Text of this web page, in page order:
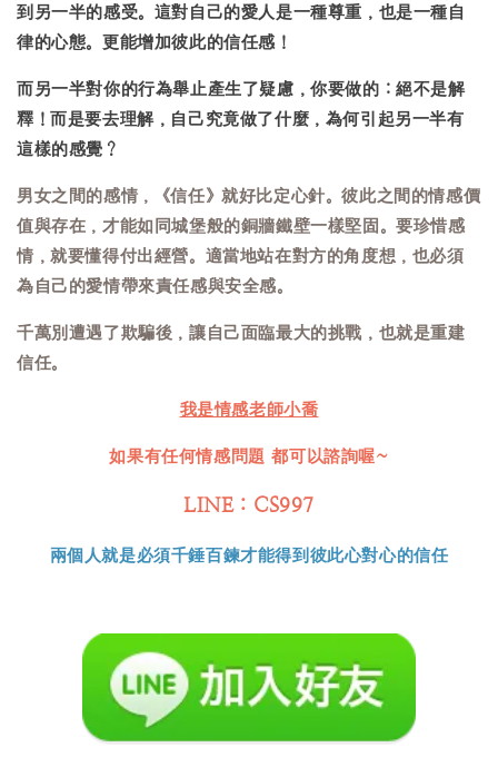
到另一半的感受。這對自己的愛人是一種尊重，也是一種自
律的心態。更能增加彼此的信任感！
而另一半對你的行為舉止產生了疑慮，你要做的：絕不是解
釋！而是要去理解，自己究竟做了什麼，為何引起另一半有
這樣的感覺？
男女之間的感情，《信任》就好比定心針。彼此之間的情感價
值與存在，才能如同城堡般的銅牆鐵壁一樣堅固。要珍惜感
情，就要懂得付出經營。適當地站在對方的角度想，也必須
為自己的愛情帶來責任感與安全感。
千萬別遭遇了欺騙後，讓自己面臨最大的挑戰，也就是重建
信任。
我是情感老師小喬
如果有任何情感問題 都可以諮詢喔~
LINE：CS997
兩個人就是必須千錘百鍊才能得到彼此心對心的信任